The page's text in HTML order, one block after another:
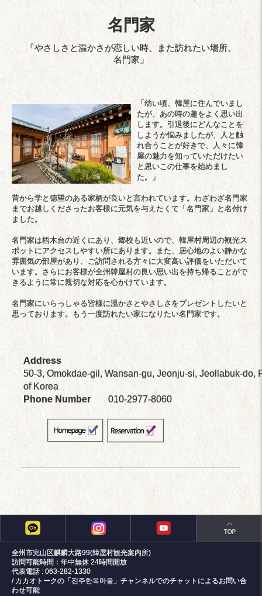
名門家
「やさしさと温かさが恋しい時、また訪れたい場所、
名門家」
「幼い頃、韓屋に住んでいまし
たが、あの時の趣をよく思い出
します。引退後にどんなことを
しようか悩みましたが、人と触
れ合うことが好きで、人々に韓
屋の魅力を知っていただけたい
と思いこの仕事を始めまし
た。」
昔から学と徳望のある家柄が良いと言われています。わざわざ名門家
までお越しくださったお客様に元気を与えたくて「名門家」と名付け
ました。
名門家は梧木台の近くにあり、郷校も近いので、韓屋村周辺の観光ス
ポットにアクセスしやすい所にあります。また、居心地のよい静かな
雰囲気の部屋があり、ご訪問される方々に大変高い評価をいただいて
います。さらにお客様が全州韓屋村の良い思い出を持ち帰ることがで
きるように常に親切な対応を心かけています。
名門家にいらっしゃる皆様に温かさとやさしさをプレゼントしたいと
Address
50-3, Omokdae-gil, Wansan-gu, Jeonju-si, Jeollabuk-do,
of Korea
Phone Number
010-2977-8060
全州市完山区麒麟大路99(韓屋村観光案内所)
訪問可能時間：年中無休 24時間開放
代表電話 : 063-282-1330
/ カカオトークの「전주한옥마을」チャンネルでのチャットによるお問い合
わせ可能